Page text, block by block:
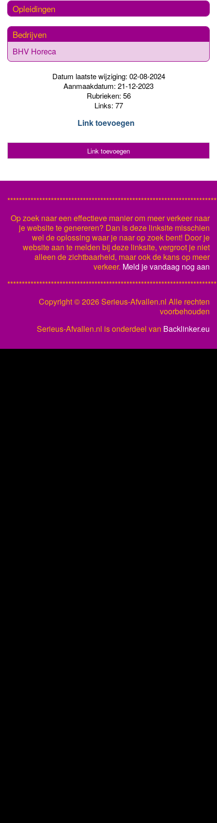
Opleidingen
Bedrijven
BHV Horeca
Datum laatste wijziging: 02-08-2024
Aanmaakdatum: 21-12-2023
Rubrieken: 56
Links: 77
Link toevoegen
Link toevoegen
Op zoek naar een effectieve manier om meer verkeer naar
je website te genereren? Dan is deze linksite misschien
wel de oplossing waar je naar op zoek bent! Door je
website aan te melden bij deze linksite, vergroot je niet
alleen de zichtbaarheid, maar ook de kans op meer
verkeer. Meld je vandaag nog aan
Copyright ©2026 Serieus-Afvallen.nl Alle rechten
voorbehouden
Serieus-Afvallen.nl is onderdeel van Backlinker.eu